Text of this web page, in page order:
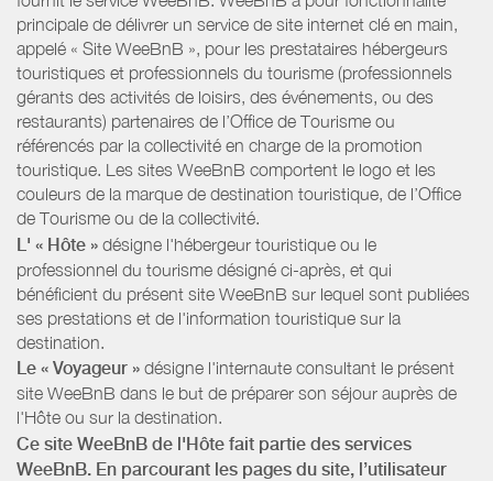
principale de délivrer un service de site internet clé en main,
appelé « Site WeeBnB », pour les prestataires hébergeurs
touristiques et professionnels du tourisme (professionnels
gérants des activités de loisirs, des événements, ou des
restaurants) partenaires de l’Office de Tourisme ou
référencés par la collectivité en charge de la promotion
touristique. Les sites WeeBnB comportent le logo et les
couleurs de la marque de destination touristique, de l’Office
de Tourisme ou de la collectivité.
L' « Hôte » désigne l'hébergeur touristique ou le
professionnel du tourisme désigné ci-après, et qui
bénéficient du présent site WeeBnB sur lequel sont publiées
ses prestations et de l'information touristique sur la
destination.
Le « Voyageur » désigne l'internaute consultant le présent
site WeeBnB dans le but de préparer son séjour auprès de
l'Hôte ou sur la destination.
Ce site WeeBnB de l'Hôte fait partie des services
WeeBnB. En parcourant les pages du site, l’utilisateur